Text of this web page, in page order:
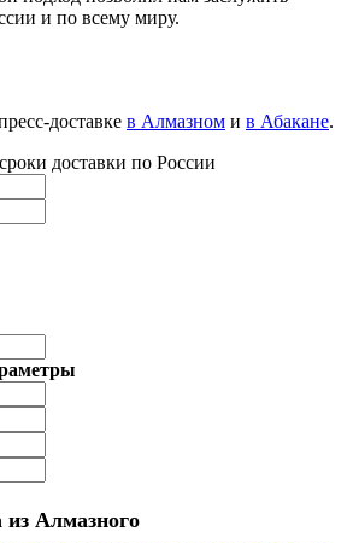
и по всему миру.
доставке в Алмазном и в Абакане.
доставки по России
из Алмазного